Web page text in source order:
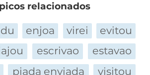
relacionados
enjoa virei
evitou
escrivao
estavao
piada enviada
visitou